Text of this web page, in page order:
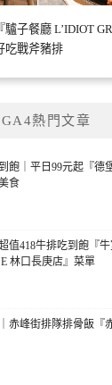
子餐廳 L’IDIOT
吃戰斧豬排
GA4熱門文章
飽｜平日99元起『德
食
值418牛排吃到飽『
林口長庚店』菜單
赤峰街排隊排骨飯『